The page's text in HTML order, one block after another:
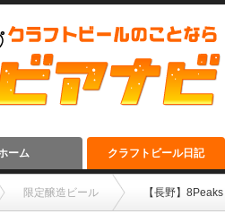
ーム クラフトビール日記
限定醸造ビール 【長野】